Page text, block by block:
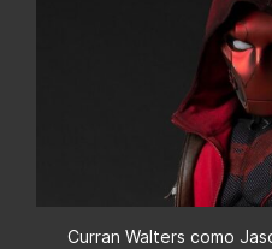
Curran Walters como